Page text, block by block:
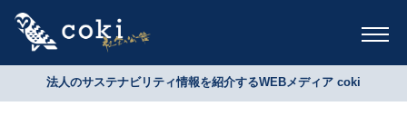
法人のサステナビリティ情報を紹介するWEBメディア coki